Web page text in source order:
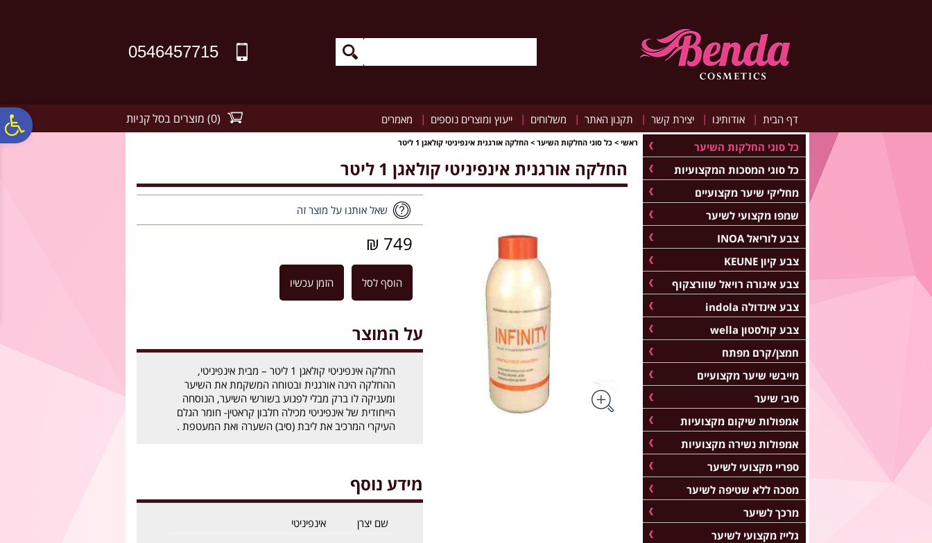
0546457715
דף הבית | אודותינו | יצירת קשר | תקנון האתר | משלוחים | ייעוץ ומוצרים נוספים | מאמרים (
0
) מוצרים בסל קניות
ראשי > כל סוגי החלקות השיער > החלקה אורגנית אינפיניטי קולאגן 1 ליטר
החלקה אורגנית אינפיניטי קולאגן 1 ליטר
שאל אותנו על מוצר זה
749 ₪
הוסף לסל הזמן עכשיו
על המוצר
החלקה אינפיניטי קולאגן 1 ליטר – מבית אינפיניטי,
ההחלקה הינה אורגנית ובטוחה המשקמת את השיער
ומעניקה לו ברק מבלי לפגוע בשורשי השיער, הנוסחה
הייחודית של אינפיניטי מכילה חלבון קראטין- חומר הגלם
העיקרי המרכיב את ליבת (סיב) השערה ואת המעטפת .
מידע נוסף
שם יצרן אינפיניטי
כל סוגי החלקות השיער
כל סוגי המסכות המקצועיות
מחליקי שיער מקצועיים
שמפו מקצועי לשיער
צבע לוריאל INOA
צבע קיון KEUNE
צבע איגורה רויאל שוורצקוף
צבע אינדולה indola
צבע קולסטון wella
חמצן/קרם מפתח
מייבשי שיער מקצועיים
סיבי שיער
אמפולות שיקום מקצועיות
אמפולות נשירה מקצועיות
ספריי מקצועי לשיער
מסכה ללא שטיפה לשיער
מרכך לשיער
גלייז מקצועי לשיער